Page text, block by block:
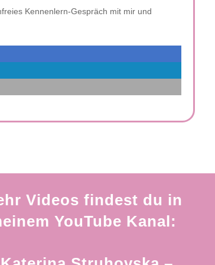
Kennenlern-Gespräch mit mir und
Videos findest du in
YouTube Kanal: